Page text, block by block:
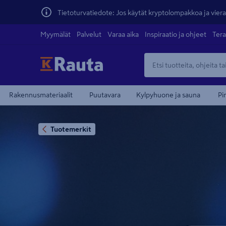
Tietoturvatiedote: Jos käytät kryptolompakkoa ja
Myymälät Palvelut Varaa aika Inspiraatio ja ohjeet
Rakennusmateriaalit Puutavara Kylpyhuone ja sauna
Tuotemerkit